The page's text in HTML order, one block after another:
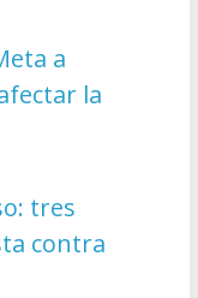
a
la
tres
contra